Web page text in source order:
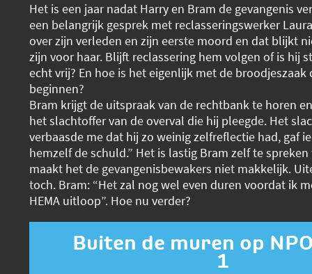
Het is een jaar nadat Harry en Bram de gevangenis
een belangrijk gesprek met reclasseringswerker
over zijn verleden en zijn eerste moord en dat blijkt
zijn voor haar. Blijft reclassering hem volgen of is hij
echt vrij? En hoe is het eigenlijk met de broodjeszaak
beginnen?
Bram krijgt de uitspraak van de rechtbank te horen
het slachtoffer van de overval die hij pleegde. Het
verbaasde me dat hij zo weinig zelfreflectie had, gaf
hemzelf de schuld.” Het is lastig Bram zelf te
maakt het de gevangenisbewakers niet makkelijk.
toch. Bram: “Het zal nog wel even duren voordat ik
HEMA uitloop”. Hoe nu verder?
Buiten de muren op
1